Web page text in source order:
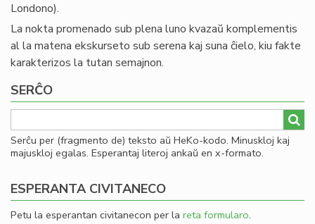
Londono).
La nokta promenado sub plena luno kvazaŭ komplementis
al la matena ekskurseto sub serena kaj suna ĉielo, kiu fakte
karakterizos la tutan semajnon.
SERĈO
Serĉu per (fragmento de) teksto aŭ HeKo-kodo. Minuskloj kaj
majuskloj egalas. Esperantaj literoj ankaŭ en x-formato.
ESPERANTA CIVITANECO
Petu la esperantan civitanecon per la reta formularo.